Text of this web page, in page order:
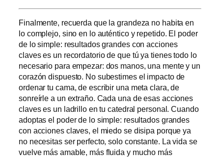
Finalmente, recuerda que la grandeza no habita en
lo complejo, sino en lo auténtico y repetido. El poder
de lo simple: resultados grandes con acciones
claves es un recordatorio de que tú ya tienes todo lo
necesario para empezar: dos manos, una mente y un
corazón dispuesto. No subestimes el impacto de
ordenar tu cama, de escribir una meta clara, de
sonreírle a un extraño. Cada una de esas acciones
claves es un ladrillo en tu catedral personal. Cuando
adoptas el poder de lo simple: resultados grandes
con acciones claves, el miedo se disipa porque ya
no necesitas ser perfecto, solo constante. La vida se
vuelve más amable, más fluida y mucho más